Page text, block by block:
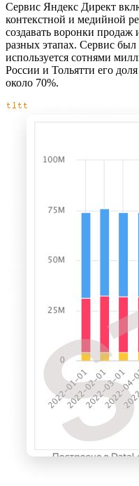
Сервис Яндекс Директ
контекстной и медийной
создавать воронки продаж
разных этапах. Сервис был
используется сотнями
России и Тольятти его
около 70%.